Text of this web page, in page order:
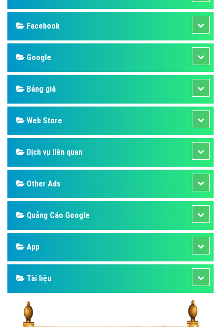
Facebook
Google
Bảng giá
Web Store
Dịch vụ liên quan
Other Ads
Quảng Cáo Google
App
Tài liệu